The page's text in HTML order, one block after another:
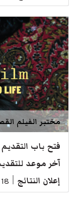
مختبر الفيلم
فتح باب التقديم
آخر موعد
إعلان النتائج 18 / 12 / 2024